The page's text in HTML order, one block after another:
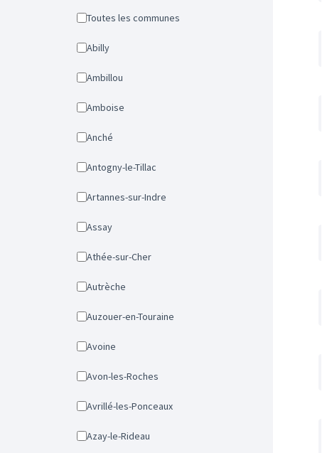
Toutes les communes
Abilly
Ambillou
Amboise
Anché
Antogny-le-Tillac
Artannes-sur-Indre
Assay
Athée-sur-Cher
Autrèche
Auzouer-en-Touraine
Avoine
Avon-les-Roches
Avrillé-les-Ponceaux
Azay-le-Rideau